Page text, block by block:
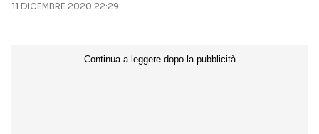
11 DICEMBRE 2020 22:29